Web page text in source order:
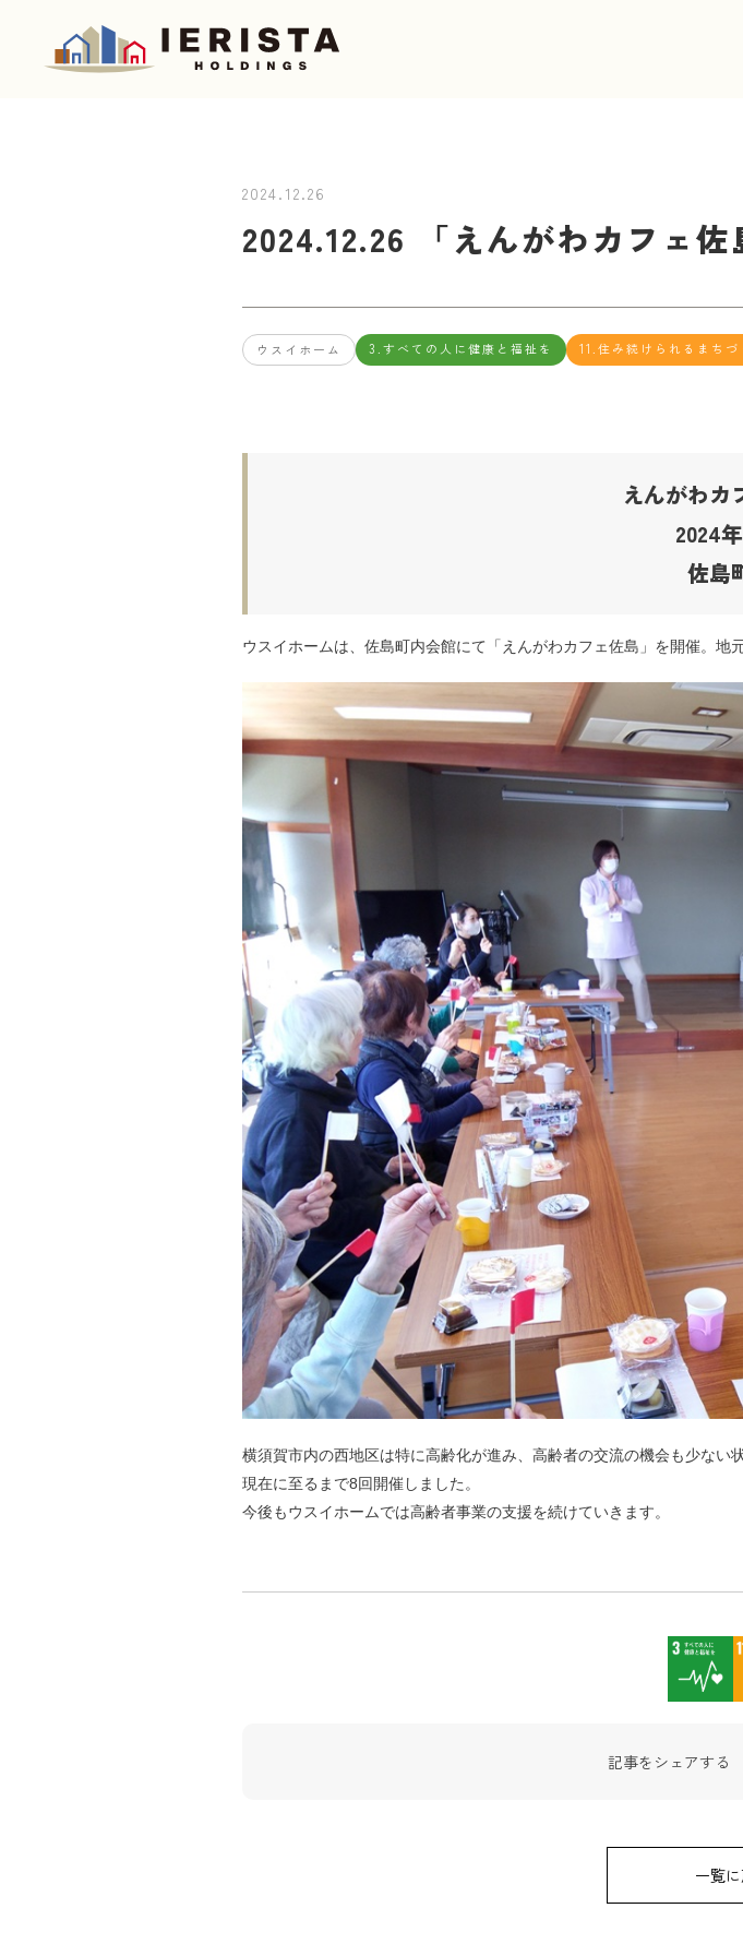
2024.12.26
2024.12.26 「えんがわカフェ
ウスイホーム 3.すべての人に健康と福祉を 11.住み続けられるまちづ
えんがわカ
2024
佐島
ウスイホームは、佐島町内会館にて「えんがわカフェ佐島」を開催。 地
横須賀市内の西地区は特に高齢化が進み、高齢者の交流の機会も少ない状
現在に至るまで8回開催しました。
今後もウスイホームでは高齢者事業の支援を続けていきます。
記事をシェアする
一覧